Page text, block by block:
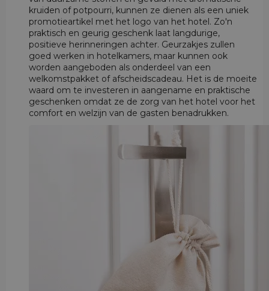
kruiden of potpourri, kunnen ze dienen als een uniek
promotieartikel met het logo van het hotel. Zo'n
praktisch en geurig geschenk laat langdurige,
positieve herinneringen achter. Geurzakjes zullen
goed werken in hotelkamers, maar kunnen ook
worden aangeboden als onderdeel van een
welkomstpakket of afscheidscadeau. Het is de moeite
waard om te investeren in aangename en praktische
geschenken omdat ze de zorg van het hotel voor het
comfort en welzijn van de gasten benadrukken.